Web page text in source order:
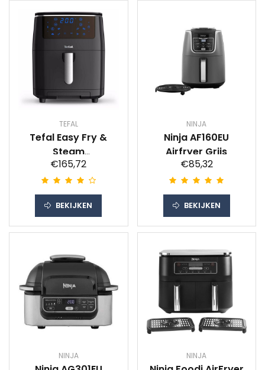
TEFAL
Tefal Easy Fry &
Steam
heteluchtfriteuse
FW2018
€165,72
BEKIJKEN
NINJA
Ninja AF160EU
Airfryer Grijs
€85,32
BEKIJKEN
NINJA NINJA